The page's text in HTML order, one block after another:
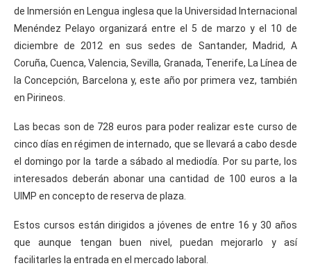
de Inmersión en Lengua inglesa que la Universidad Internacional
Menéndez Pelayo organizará entre el 5 de marzo y el 10 de
diciembre de 2012 en sus sedes de Santander, Madrid, A
Coruña, Cuenca, Valencia, Sevilla, Granada, Tenerife, La Línea de
la Concepción, Barcelona y, este año por primera vez, también
en Pirineos.
Las becas son de 728 euros para poder realizar este curso de
cinco días en régimen de internado, que se llevará a cabo desde
el domingo por la tarde a sábado al mediodía. Por su parte, los
interesados deberán abonar una cantidad de 100 euros a la
UIMP en concepto de reserva de plaza.
Estos cursos están dirigidos a jóvenes de entre 16 y 30 años
que aunque tengan buen nivel, puedan mejorarlo y así
facilitarles la entrada en el mercado laboral.